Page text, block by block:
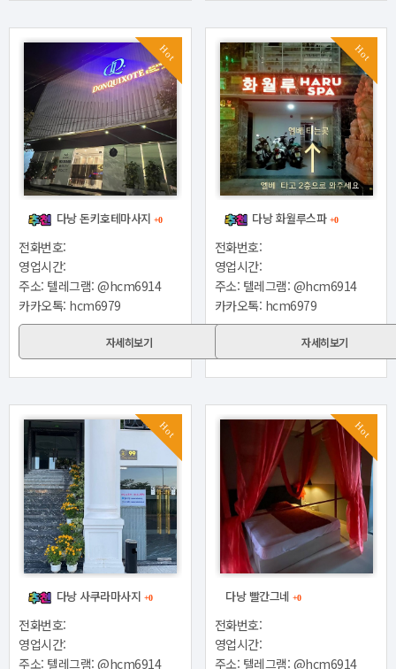
Hot
다낭 돈키호테마사지 +0
전화번호:
영업시간:
주소: 텔레그램: @hcm6914
카카오톡: hcm6979
자세히보기
Hot
다낭 화월루스파 +0
전화번호:
영업시간:
주소: 텔레그램: @hcm6914
카카오톡: hcm6979
자세히보기
Hot
다낭 사쿠라마사지 +0
전화번호:
영업시간:
주소: 텔레그램: @hcm6914
Hot
다낭 빨간그네 +0
전화번호:
영업시간:
주소: 텔레그램: @hcm6914